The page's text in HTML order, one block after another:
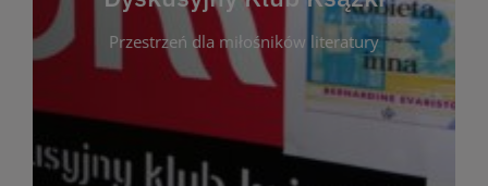
Przestrzeń dla miłośników literatury
Dyskusyjny Klub Książki to przestrzeń dla
miłośników literatury, którzy lubią dzielić się
opiniami i emocjami po lekturze. Spotykamy się
regularnie, by rozmawiać o wybranych tytułach z
różnych gatunków literackich. Każde spotkanie to
okazja do inspirującej dyskusji, wymiany